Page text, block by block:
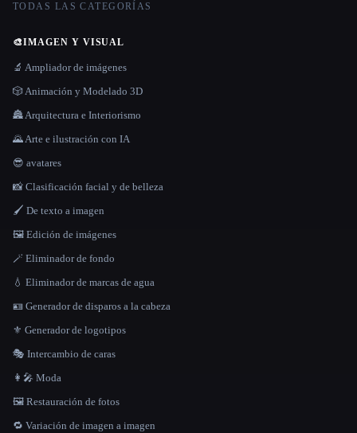
TODAS LAS CATEGORÍAS
🎨IMAGEN Y VISUAL
🔬 Ampliador de imágenes
🎲 Animación y Modelado 3D
🏯 Arquitectura e Interiorismo
🌄 Arte e ilustración con IA
😎 avatares
📸 Clasificación facial y de belleza
🖌️ De texto a imagen
🖼️ Edición de imágenes
🪄 Eliminador de fondo
💧 Eliminador de marcas de agua
🪪 Generador de disparos a la cabeza
⚜️ Generador de logotipos
🎭 Intercambio de caras
👩‍🎤 Moda
🖼️ Restauración de fotos
🔁 Variación de imagen a imagen